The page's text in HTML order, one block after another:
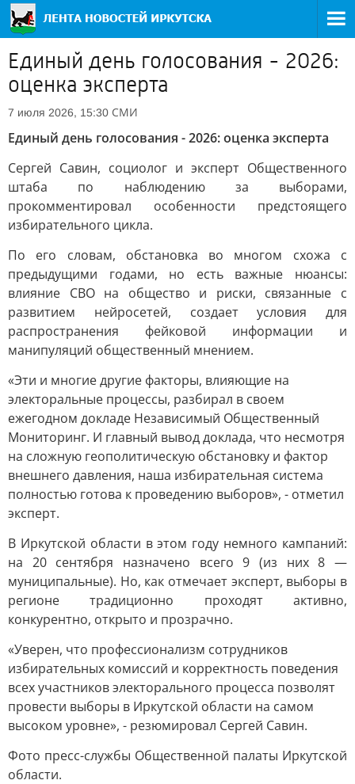
Единый день голосования - 2026:
оценка эксперта
7 июля 2026, 15:30 СМИ
Единый день голосования - 2026: оценка эксперта
Сергей Савин, социолог и эксперт Общественного
штаба по наблюдению за выборами,
прокомментировал особенности предстоящего
избирательного цикла.
По его словам, обстановка во многом схожа с
предыдущими годами, но есть важные нюансы:
влияние СВО на общество и риски, связанные с
развитием нейросетей, создает условия для
распространения фейковой информации и
манипуляций общественный мнением.
«Эти и многие другие факторы, влияющие на
электоральные процессы, разбирал в своем
ежегодном докладе Независимый Общественный
Мониторинг. И главный вывод доклада, что несмотря
на сложную геополитическую обстановку и фактор
внешнего давления, наша избирательная система
полностью готова к проведению выборов», - отметил
эксперт.
В Иркутской области в этом году немного кампаний:
на 20 сентября назначено всего 9 (из них 8 —
муниципальные). Но, как отмечает эксперт, выборы в
регионе традиционно проходят активно,
конкурентно, открыто и прозрачно.
«Уверен, что профессионализм сотрудников
избирательных комиссий и корректность поведения
всех участников электорального процесса позволят
провести выборы в Иркутской области на самом
высоком уровне», - резюмировал Сергей Савин.
Фото пресс-службы Общественной палаты Иркутской
области.